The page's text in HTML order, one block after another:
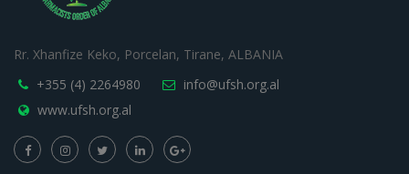
Rr. Xhanfize Keko, Porcelan, Tirane, ALBANIA
+355 (4) 2264980
info@ufsh.org.al
www.ufsh.org.al